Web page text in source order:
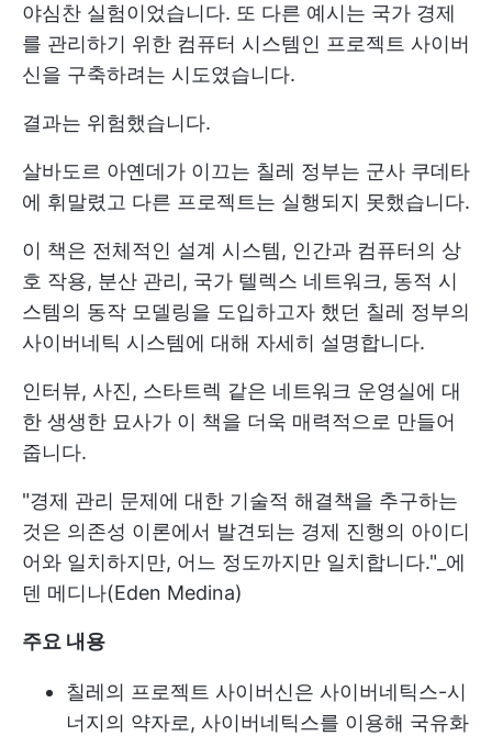
야심찬 실험이었습니다. 또 다른 예시는 국가 경제
를 관리하기 위한 컴퓨터 시스템인 프로젝트 사이버
신을 구축하려는 시도였습니다.
결과는 위험했습니다.
살바도르 아옌데가 이끄는 칠레 정부는 군사 쿠데타
에 휘말렸고 다른 프로젝트는 실행되지 못했습니다.
이 책은 전체적인 설계 시스템, 인간과 컴퓨터의 상
호 작용, 분산 관리, 국가 텔렉스 네트워크, 동적 시
스템의 동작 모델링을 도입하고자 했던 칠레 정부의
사이버네틱 시스템에 대해 자세히 설명합니다.
인터뷰, 사진, 스타트렉 같은 네트워크 운영실에 대
한 생생한 묘사가 이 책을 더욱 매력적으로 만들어
줍니다.
"경제 관리 문제에 대한 기술적 해결책을 추구하는
것은 의존성 이론에서 발견되는 경제 진행의 아이디
어와 일치하지만, 어느 정도까지만 일치합니다."_에
덴 메디나(Eden Medina)
주요 내용
칠레의 프로젝트 사이버신은 사이버네틱스-시
너지의 약자로, 사이버네틱스를 이용해 국유화